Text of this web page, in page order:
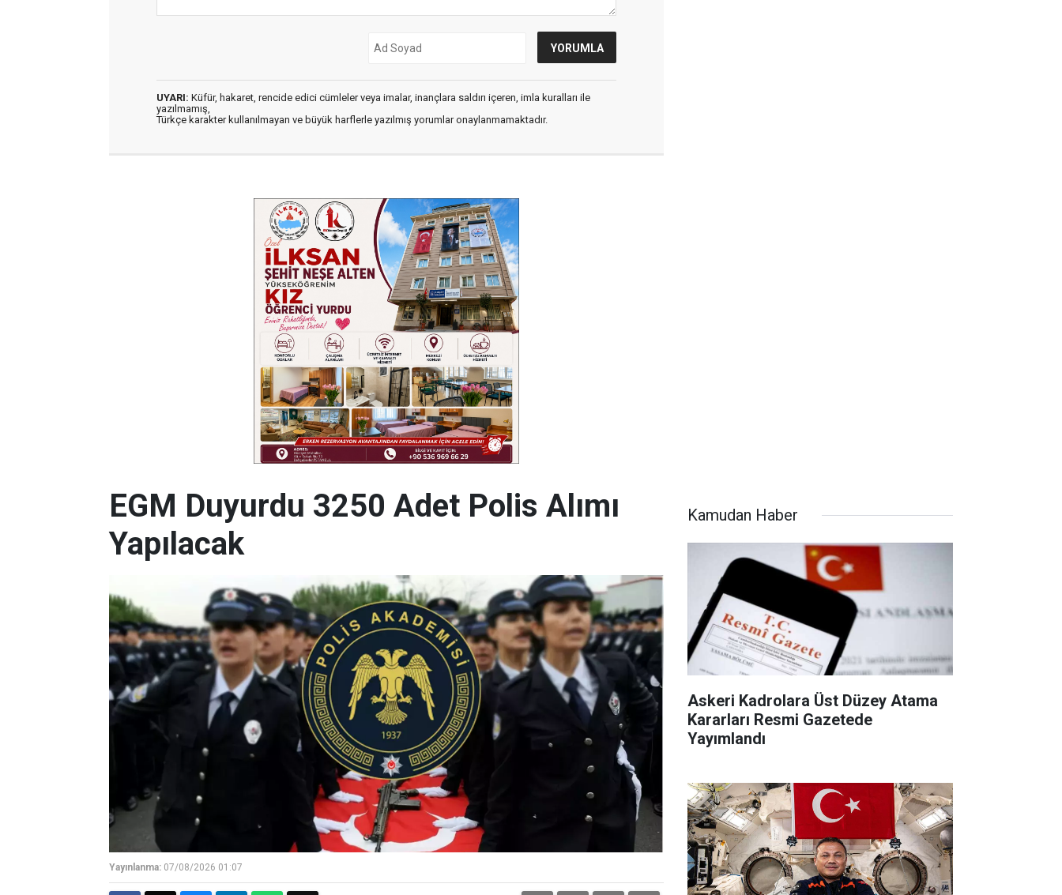
UYARI: Küfür, hakaret, rencide edici cümleler veya imalar, inançlara saldırı içeren, imla kuralları ile
yazılmamış,
Türkçe karakter kullanılmayan ve büyük harflerle yazılmış yorumlar onaylanmamaktadır.
EGM Duyurdu 3250 Adet Polis Alımı
Yapılacak
Yayınlanma: 07/08/2026 01:07
Kamudan Haber
Askeri Kadrolara Üst Düzey Atama
Kararları Resmi Gazetede
Yayımlandı